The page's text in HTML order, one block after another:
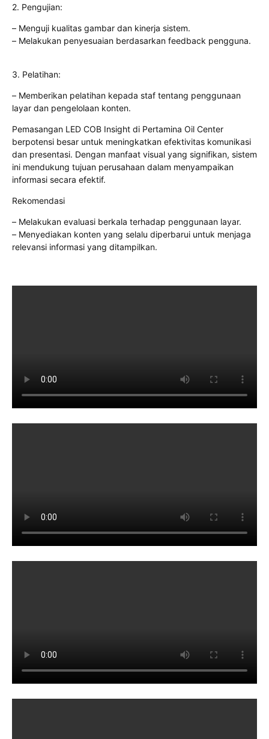
2. Pengujian:
– Menguji kualitas gambar dan kinerja sistem.
– Melakukan penyesuaian berdasarkan feedback pengguna.
3. Pelatihan:
– Memberikan pelatihan kepada staf tentang penggunaan
layar dan pengelolaan konten.
Pemasangan LED COB Insight di Pertamina Oil Center
berpotensi besar untuk meningkatkan efektivitas komunikasi
dan presentasi. Dengan manfaat visual yang signifikan, sistem
ini mendukung tujuan perusahaan dalam menyampaikan
informasi secara efektif.
Rekomendasi
– Melakukan evaluasi berkala terhadap penggunaan layar.
– Menyediakan konten yang selalu diperbarui untuk menjaga
relevansi informasi yang ditampilkan.